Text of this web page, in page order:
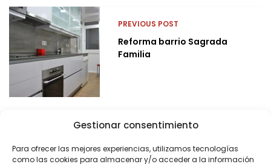
Gestionar consentimiento
Para ofrecer las mejores experiencias, utilizamos tecnologías
como las cookies para almacenar y/o acceder a la información
PREVIOUS POST
Reforma barrio Sagrada
Familia